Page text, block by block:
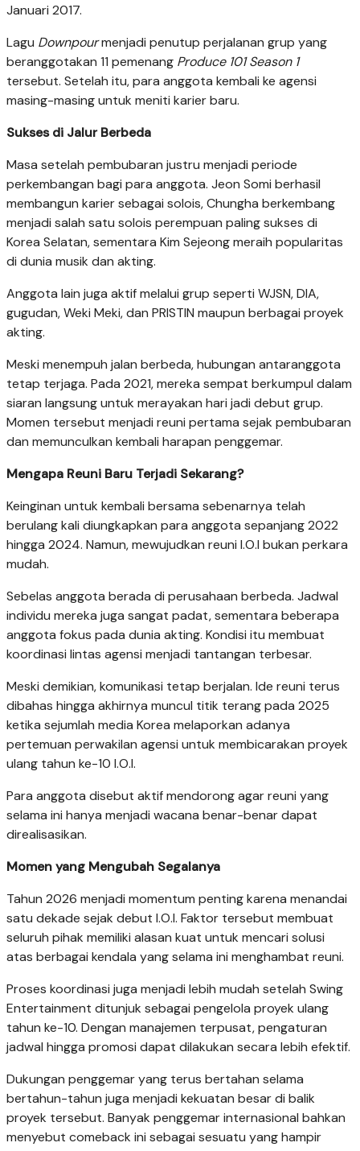
Januari 2017.
Lagu Downpourmenjadi penutup perjalanan grup yang
beranggotakan 11 pemenang Produce 101 Season 1
tersebut. Setelah itu, para anggota kembali ke agensi
masing-masing untuk meniti karier baru.
Sukses di Jalur Berbeda
Masa setelah pembubaran justru menjadi periode
perkembangan bagi para anggota. Jeon Somi berhasil
membangun karier sebagai solois, Chungha berkembang
menjadi salah satu solois perempuan paling sukses di
Korea Selatan, sementara Kim Sejeong meraih popularitas
di dunia musik dan akting.
Anggota lain juga aktif melalui grup seperti WJSN, DIA,
gugudan, Weki Meki, dan PRISTIN maupun berbagai proyek
akting.
Meski menempuh jalan berbeda, hubungan antaranggota
tetap terjaga. Pada 2021, mereka sempat berkumpul dalam
siaran langsung untuk merayakan hari jadi debut grup.
Momen tersebut menjadi reuni pertama sejak pembubaran
dan memunculkan kembali harapan penggemar.
Mengapa Reuni Baru Terjadi Sekarang?
Keinginan untuk kembali bersama sebenarnya telah
berulang kali diungkapkan para anggota sepanjang 2022
hingga 2024. Namun, mewujudkan reuni I.O.I bukan perkara
mudah.
Sebelas anggota berada di perusahaan berbeda. Jadwal
individu mereka juga sangat padat, sementara beberapa
anggota fokus pada dunia akting. Kondisi itu membuat
koordinasi lintas agensi menjadi tantangan terbesar.
Meski demikian, komunikasi tetap berjalan. Ide reuni terus
dibahas hingga akhirnya muncul titik terang pada 2025
ketika sejumlah media Korea melaporkan adanya
pertemuan perwakilan agensi untuk membicarakan proyek
ulang tahun ke-10 I.O.I.
Para anggota disebut aktif mendorong agar reuni yang
selama ini hanya menjadi wacana benar-benar dapat
direalisasikan.
Momen yang Mengubah Segalanya
Tahun 2026 menjadi momentum penting karena menandai
satu dekade sejak debut I.O.I. Faktor tersebut membuat
seluruh pihak memiliki alasan kuat untuk mencari solusi
atas berbagai kendala yang selama ini menghambat reuni.
Proses koordinasi juga menjadi lebih mudah setelah Swing
Entertainment ditunjuk sebagai pengelola proyek ulang
tahun ke-10. Dengan manajemen terpusat, pengaturan
jadwal hingga promosi dapat dilakukan secara lebih efektif.
Dukungan penggemar yang terus bertahan selama
bertahun-tahun juga menjadi kekuatan besar di balik
proyek tersebut. Banyak penggemar internasional bahkan
menyebut comeback ini sebagai sesuatu yang hampir